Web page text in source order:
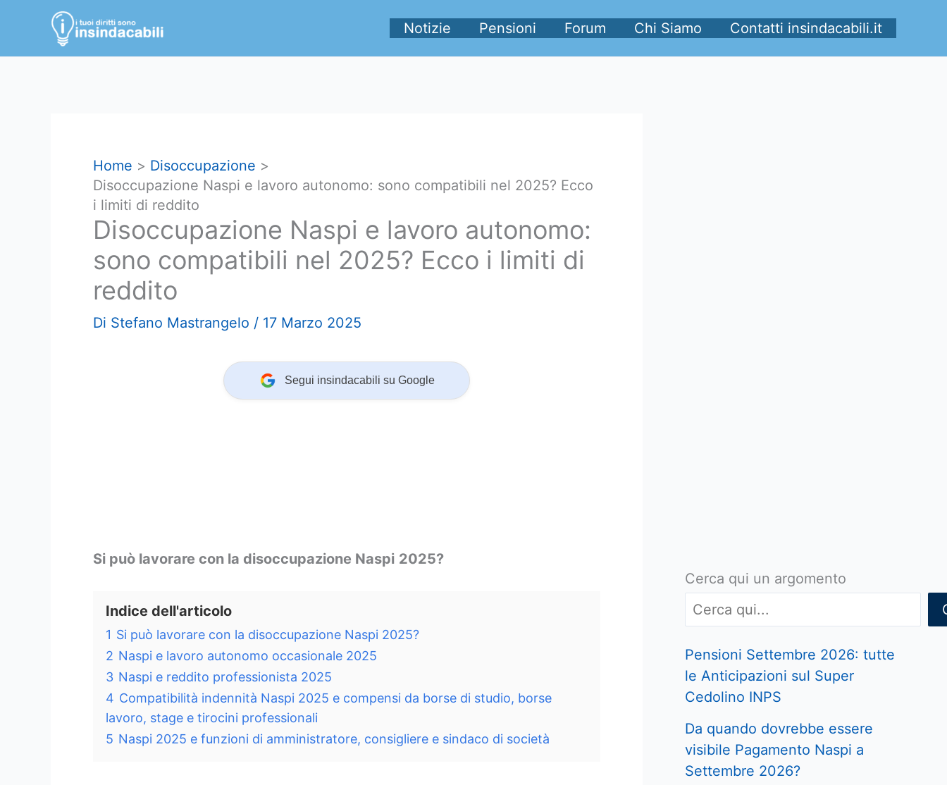
contenuto
Notizie Pensioni Forum Chi Siamo Contatti insindacabili.it
Home
Disoccupazione
Disoccupazione Naspi e lavoro autonomo: sono compatibili nel 2025? Ecco
i limiti di reddito
Disoccupazione Naspi e lavoro autonomo:
sono compatibili nel 2025? Ecco i limiti di
reddito
Di Stefano Mastrangelo / 17 Marzo 2025
Segui insindacabili su Google
Si può lavorare con la disoccupazione Naspi 2025?
Indice dell'articolo
1 Si può lavorare con la disoccupazione Naspi 2025?
2 Naspi e lavoro autonomo occasionale 2025
3 Naspi e reddito professionista 2025
4 Compatibilità indennità Naspi 2025 e compensi da borse di studio, borse
lavoro, stage e tirocini professionali
5 Naspi 2025 e funzioni di amministratore, consigliere e sindaco di società
Cerca qui un argomento
Pensioni Settembre 2026: tutte
le Anticipazioni sul Super
Cedolino INPS
Da quando dovrebbe essere
visibile Pagamento Naspi a
Settembre 2026?